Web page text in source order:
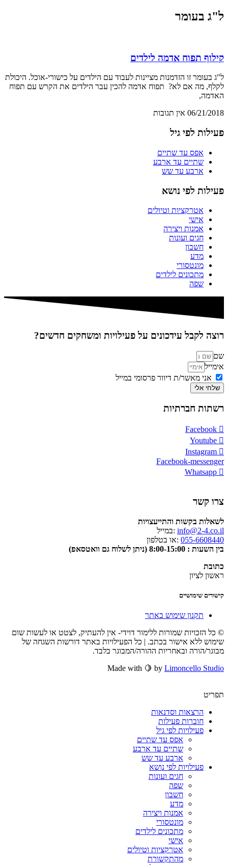
ל"ג בעומר
קילוף תפוח אדמה לילדים
ל"ג בעומר זו הזדמנות מציינות לעבוד עם הילדים על כישורי-אוכל. היכולת
לקלף, מה אם לא? תפוח אדמה להכין עבר הילדים את הקרש עם תפוח
האדמה,
06/21/2018 אין תגובות
פעילות לפי גיל
אפס עד שתיים
שתיים עד ארבע
ארבע עד שש
פעילות לפי נושא
אטרקציות וטיולים
אישי
אמנות ויצירה
חגים ועונות
חשבון
מדע
מונטסורי
מתכונים לילדים
שפה
רוצה לקבל עידכונים על פעילויות ומשחקים חדשים?
שם
אימייל
אני מאשר/ת דיוור פרסומי במייל
שלחי אלי
רשתות חברתיות
Facebook
Youtube
Instagram
Facebook-messenger
Whatsapp
צרו קשר
לשאלות בקשות והתייעצויות
info@2-4.co.il :במייל
055-6608440 :או בטלפון
בין השעות : 8:00-15:00 (ניתן לשלוח גם וואטסאפ)
כתובת
ראשון לציון
קישורים שימושיים
תקנון שימוש באתר
© כל הזכויות שמורות ללימור דוידי- אין להעתיק, לצטט או לעשות שום
שימוש ללא אישור בכתב. | כל הפעילויות באתר דורשות השגחה של
מבוגר/הורה ובאחריות ההורה/המבוגר בלבד.
Made with 🍋 by Limoncello Studio
תפריט
הרצאות וסדנאות
חוברות פעילות
פעילויות לפי גיל
אפס עד שתיים
שתיים עד ארבע
ארבע עד שש
פעילויות לפי נושא
חגים ועונות
שפה
חשבון
מדע
אמנות ויצירה
מונטסורי
מתכונים לילדים
אישי
אטרקציות וטיולים
מהתקשורת